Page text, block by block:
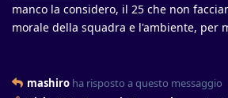
manco la considero, il 25 che non
morale della squadra e l'ambiente, per
mashiro ha risposto a questo messaggio